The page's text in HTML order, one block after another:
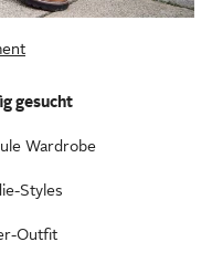
gesucht
Wardrobe
Styles
Outfit